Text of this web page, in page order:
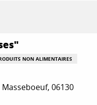
NON ALIMENTAIRES
06130